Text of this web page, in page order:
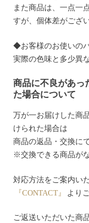
また商品は、一点一
すが、個体差がござ
◆お客様のお使いの
実際の色味と多少異
商品に不良があっ
た場合について
万が一お届けした商
けられた場合は
商品の返品・交換に
※交換できる商品が
対応方法をご案内い
『CONTACT』
より
ご返送いただいた商